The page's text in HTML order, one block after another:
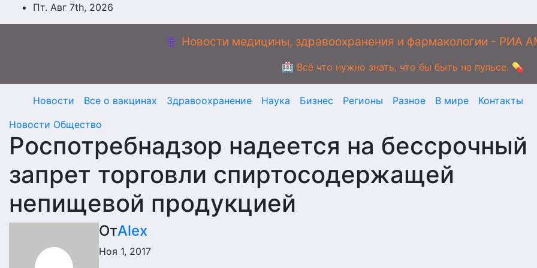
Перейти
к
Пт. Авг 7th, 2026
⚕️ Новости медицины, здравоохранения и фармакологии -
🏥 Всё что нужно знать, что бы быть на пульсе. 💊
Новости Все о вакцинах Здравоохранение Наука Бизнес Регионы Разное В мире
Контакты
Новости Общество
Роспотребнадзор надеется на бессрочный
запрет торговли спиртосодержащей
непищевой продукцией
ОтAlex
Ноя 1, 2017